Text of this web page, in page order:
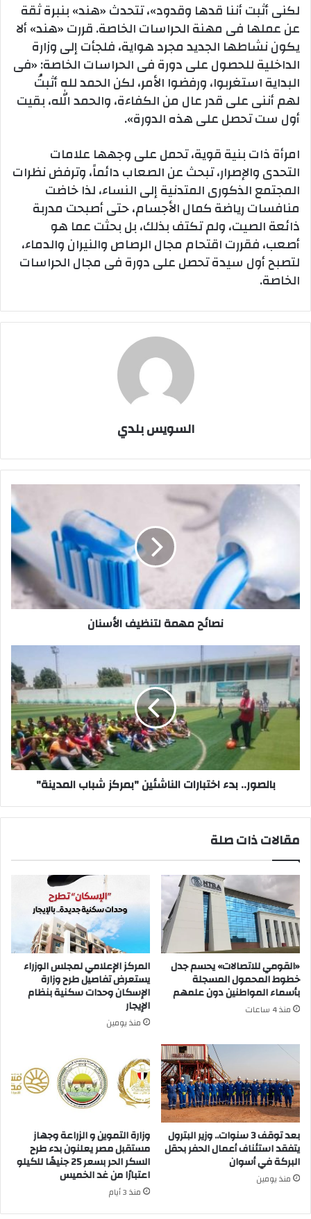
لكنى أثبت أننا قدها وقدود»، تتحدث «هند» بنبرة ثقة
عن عملها فى مهنة الحراسات الخاصة. قررت «هند» ألا
يكون نشاطها الجديد مجرد هواية، فلجأت إلى وزارة
الداخلية للحصول على دورة فى الحراسات الخاصة: «فى
البداية استغربوا، ورفضوا الأمر، لكن الحمد لله أثبتُ
لهم أننى على قدر عال من الكفاءة، والحمد الله، بقيت
أول ست تحصل على هذه الدورة».
امرأة ذات بنية قوية، تحمل على وجهها علامات
التحدى والإصرار، تبحث عن الصعاب دائماً، وترفض نظرات
المجتمع الذكورى المتدنية إلى النساء، لذا خاضت
منافسات رياضة كمال الأجسام، حتى أصبحت مدربة
ذائعة الصيت، ولم تكتف بذلك، بل بحثت عما هو
أصعب، فقررت اقتحام مجال الرصاص والنيران والدماء،
لتصبح أول سيدة تحصل على دورة فى مجال الحراسات
الخاصة.
السويس بلدي
نصائح
نصائح مهمة لتنظيف الأسنان
بالصور..
بدء
اختبارات
الناشئين
"بمركز
شباب
بالصور.. بدء اختبارات الناشئين "بمركز شباب المدينة"
مقالات ذات صلة
«القومي للاتصالات» يحسم جدل
خطوط المحمول المسجلة
بأسماء المواطنين دون علمهم
منذ 4 ساعات
المركز الإعلامي لمجلس الوزراء
يستعرض تفاصيل طرح وزارة
الإسكان وحدات سكنية بنظام
الإيجار
منذ يومين
بعد توقف 3 سنوات.. وزير البترول
يتفقد استئناف أعمال الحفر بحقل
البركة في أسوان
منذ يومين
وزارة التموين و الزراعة وجهاز
مستقبل مصر يعلنون بدء طرح
السكر الحر بسعر 25 جنيهًا للكيلو
اعتبارًا من غد الخميس
منذ 3 أيام